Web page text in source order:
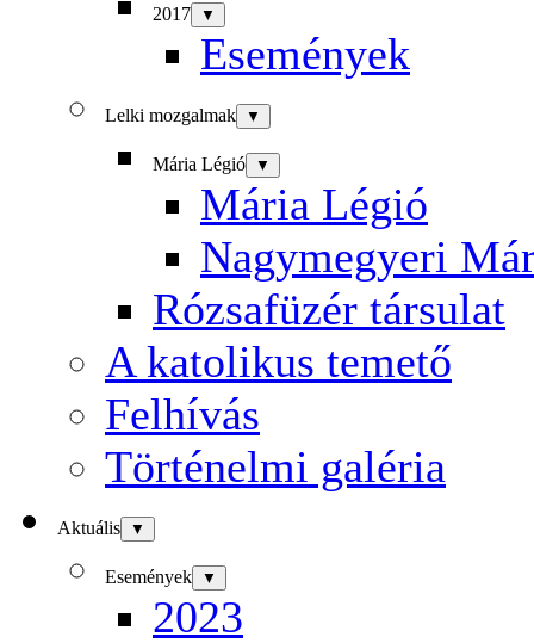
2017 ▼
Események
Lelki mozgalmak ▼
Mária Légió ▼
Mária Légió
Nagymegyeri
Rózsafüzér társulat
A katolikus temető
Felhívás
Történelmi galéria
Aktuális ▼
Események ▼
2023